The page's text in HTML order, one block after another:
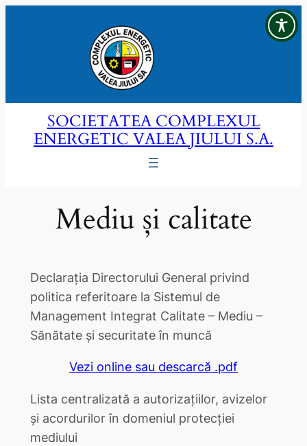
SOCIETATEA COMPLEXUL
ENERGETIC VALEA JIULUI S.A.
Mediu și calitate
Declaraţia Directorului General privind
politica referitoare la Sistemul de
Management Integrat Calitate – Mediu –
Sănătate şi securitate în muncă
Vezi online sau descarcă .pdf
Lista centralizată a autorizațiilor, avizelor
și acordurilor în domeniul protecției
mediului